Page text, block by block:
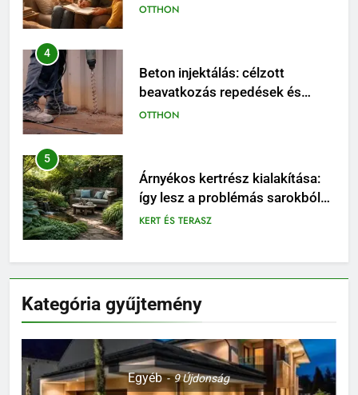
4
szivárgások esetén
OTTHON
5
látványos pihenőhely
KERT ÉS TERASZ
6
figyelj, mielőtt ásni kezdesz
Karbamid a kozmetikumokban:
Hatásmechanizmus,
koncentrációk és felhasználási
Kategória gyűjtemény
Egyéb 9Újdonság